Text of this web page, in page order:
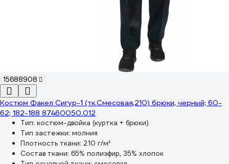
15688908
Костюм Факел Сигур-1 (тк.Смесовая,210) брюки, черный; 60-
62; 182-188 87460050.012
Тип: костюм-двойка (куртка + брюки)
Тип застежки: молния
Плотность ткани: 210 г/м²
Состав ткани: 65% полиэфир, 35% хлопок